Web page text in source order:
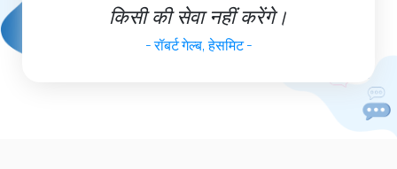
किसी की सेवा नहीं करेंगे।
- रॉबर्ट गेल्ब, हेसमिट -